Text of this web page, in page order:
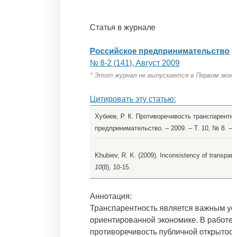
Статья в журнале
Российское предпринимательство
№ 8-2 (141), Август 2009
* Этот журнал не выпускается в Первом
Цитировать эту статью:
Хубиев, Р. К. Противоречивость
предпринимательство. – 2009. – Т. 10, № 8.
Khubiev, R. K. (2009). Inconsistency of
10(8), 10-15.
Аннотация:
Транспарентность является важным
ориентированной экономике. В
противоречивость публичной